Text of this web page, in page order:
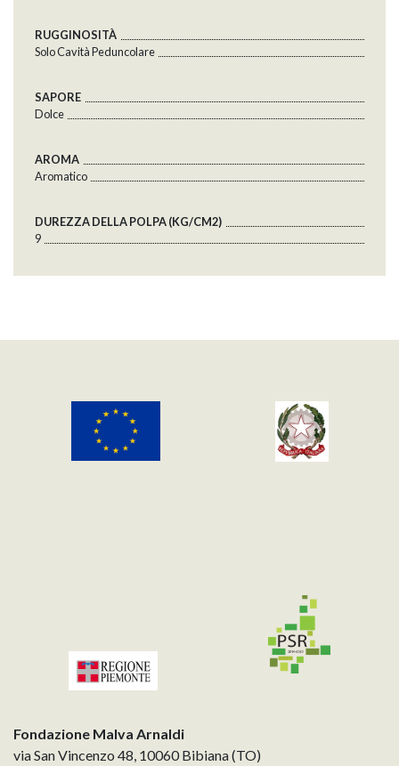
RUGGINOSITÀ
Solo Cavità Peduncolare
SAPORE
Dolce
AROMA
Aromatico
DUREZZA DELLA POLPA (KG/CM2)
9
Fondazione Malva Arnaldi
via San Vincenzo 48, 10060 Bibiana (TO)